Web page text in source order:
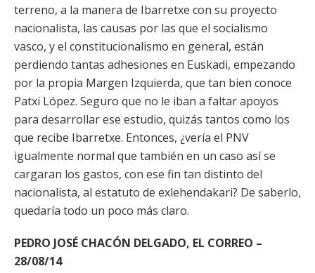
terreno, a la manera de Ibarretxe con su proyecto
nacionalista, las causas por las que el socialismo
vasco, y el constitucionalismo en general, están
perdiendo tantas adhesiones en Euskadi, empezando
por la propia Margen Izquierda, que tan bien conoce
Patxi López. Seguro que no le iban a faltar apoyos
para desarrollar ese estudio, quizás tantos como los
que recibe Ibarretxe. Entonces, ¿vería el PNV
igualmente normal que también en un caso así se
cargaran los gastos, con ese fin tan distinto del
nacionalista, al estatuto de exlehendakari? De saberlo,
quedaría todo un poco más claro.
PEDRO JOSÉ CHACÓN DELGADO, EL CORREO –
28/08/14